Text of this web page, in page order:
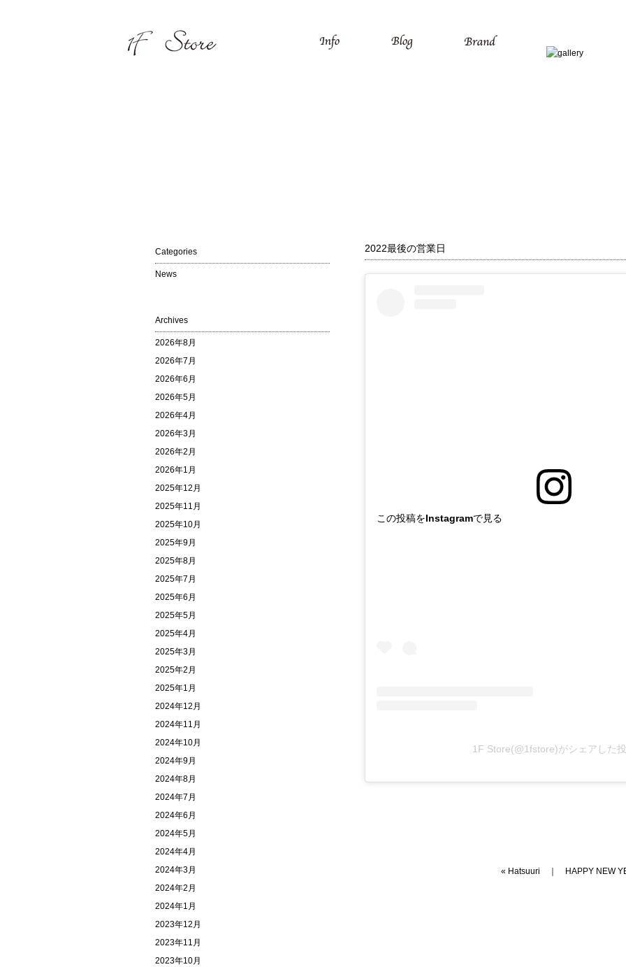
2022最後の営業日
この投稿をInstagramで見る
1F Store(@1fstore)がシェアした
« Hatsuuri HAPPY NEW
Categories
News
Archives
2026年8月
2026年7月
2026年6月
2026年5月
2026年4月
2026年3月
2026年2月
2026年1月
2025年12月
2025年11月
2025年10月
2025年9月
2025年8月
2025年7月
2025年6月
2025年5月
2025年4月
2025年3月
2025年2月
2025年1月
2024年12月
2024年11月
2024年10月
2024年9月
2024年8月
2024年7月
2024年6月
2024年5月
2024年4月
2024年3月
2024年2月
2024年1月
2023年12月
2023年11月
2023年10月